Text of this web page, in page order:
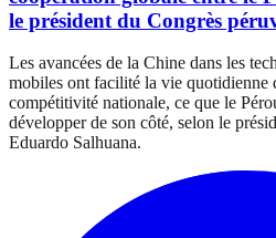
le président du Congrès
Les avancées de la Chine dans les
mobiles ont facilité la vie quotidienne
compétitivité nationale, ce que le
développer de son côté, selon le
Eduardo Salhuana.